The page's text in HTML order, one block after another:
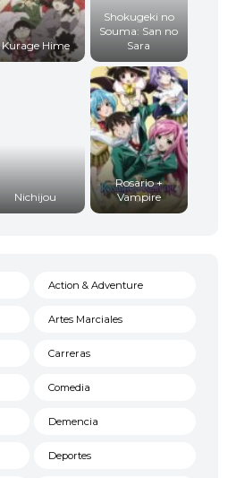
Kurage Hime
Shokugeki no
Souma: San no
Sara
Nichijou
Rosario +
Vampire
Action & Adventure
Artes Marciales
Carreras
Comedia
Demencia
Deportes